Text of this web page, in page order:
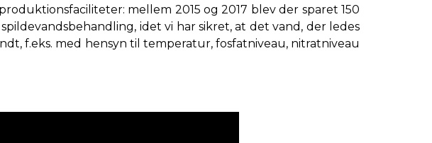
mellem 2015 og 2017 blev der sparet 150
idet vi har sikret, at det vand, der ledes
f.eks. med hensyn til temperatur, fosfatniveau, nitratniveau